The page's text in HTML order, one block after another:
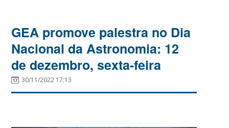
GEA promove palestra no Dia
Nacional da Astronomia: 12
de dezembro, sexta-feira
30/11/2022 17:13